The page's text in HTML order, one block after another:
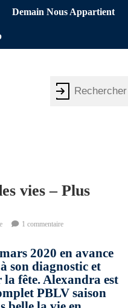
Demain Nous Appartient
vies – Plus
1 commentaire
2020 en avance
son diagnostic et
fête. Alexandra est
PBLV saison